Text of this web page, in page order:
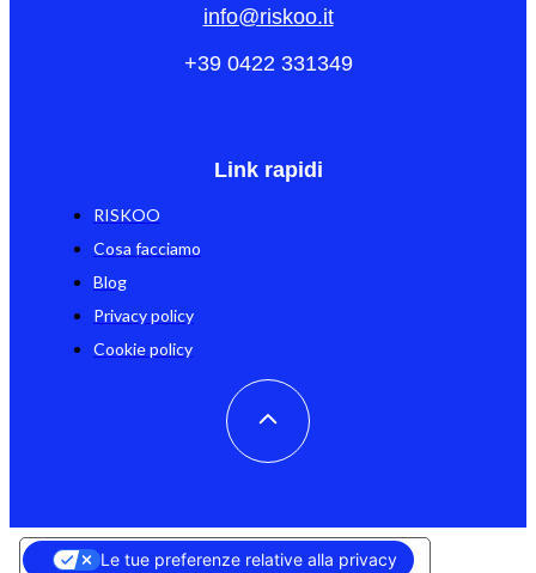
info@riskoo.it
+39 0422 331349
Link rapidi
RISKOO
Cosa facciamo
Blog
Privacy policy
Cookie policy
Le tue preferenze relative alla privacy